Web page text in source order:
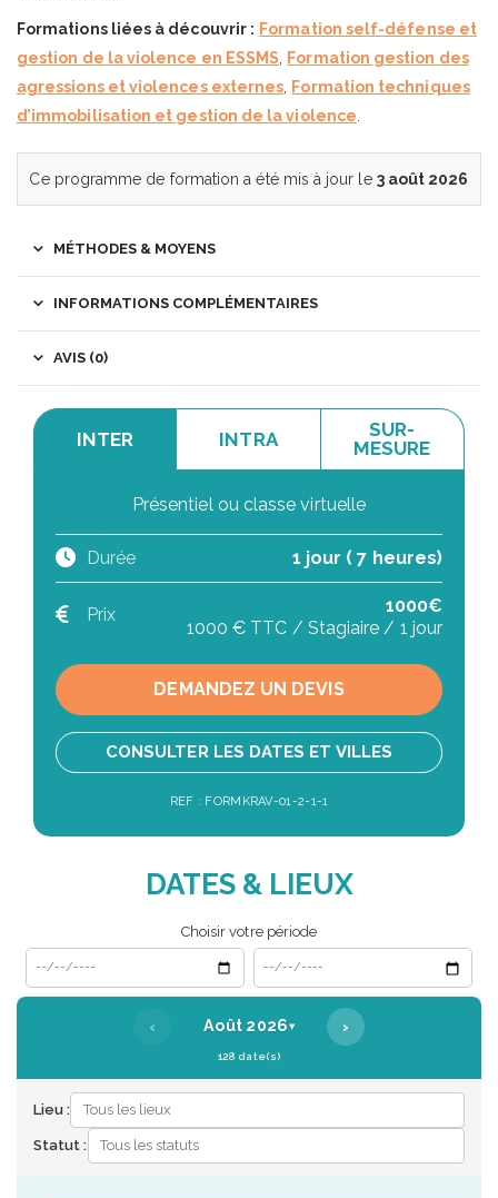
Formations liées à découvrir : Formation self-défense et
gestion de la violence en ESSMS, Formation gestion des
agressions et violences externes, Formation techniques
d’immobilisation et gestion de la violence.
Ce programme de formation a été mis à jour le 3 août 2026
MÉTHODES & MOYENS
INFORMATIONS COMPLÉMENTAIRES
AVIS (0)
INTER INTRA
SUR-
MESURE
Présentiel ou classe virtuelle
Durée 1 jour ( 7 heures)
Prix
1000€
1000 € TTC / Stagiaire / 1 jour
DEMANDEZ UN DEVIS
CONSULTER LES DATES ET VILLES
REF : FORMKRAV-01-2-1-1
DATES & LIEUX
Choisir votre période
Date de début
Date de fin
‹ Août 2026▾ ›
128 date(s)
Lieu :
Statut :